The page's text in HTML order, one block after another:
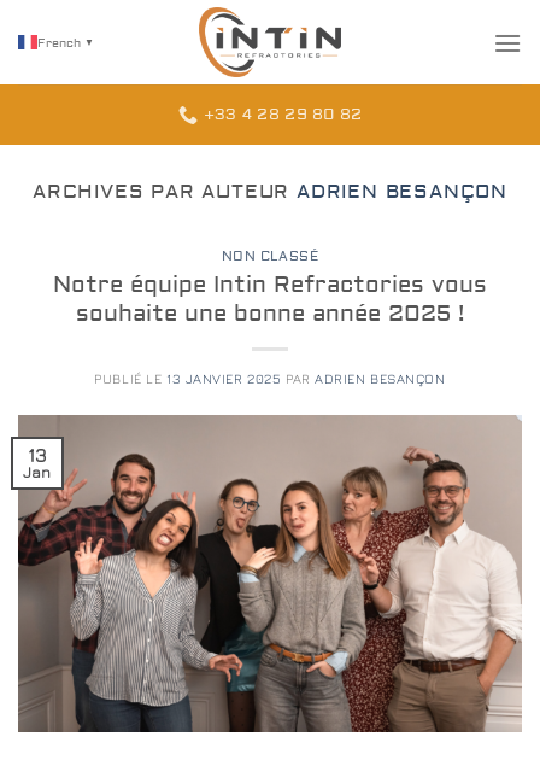
French ▼
+33 4 28 29 80 82
ARCHIVES PAR AUTEUR ADRIEN BESANÇON
NON CLASSÉ
Notre équipe Intin Refractories vous
souhaite une bonne année 2025 !
PUBLIÉ LE 13 JANVIER 2025 PAR ADRIEN BESANÇON
13
Jan